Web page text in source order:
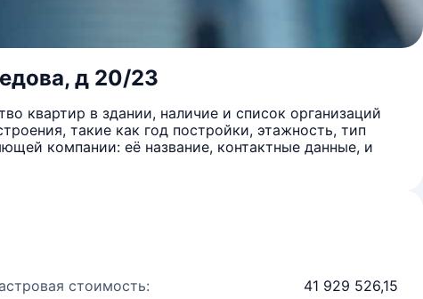
д 20/23
квартир в здании, наличие и список организаций
такие как год постройки, этажность, тип
компании: её название, контактные данные, и
стоимость: 41 929 526,15